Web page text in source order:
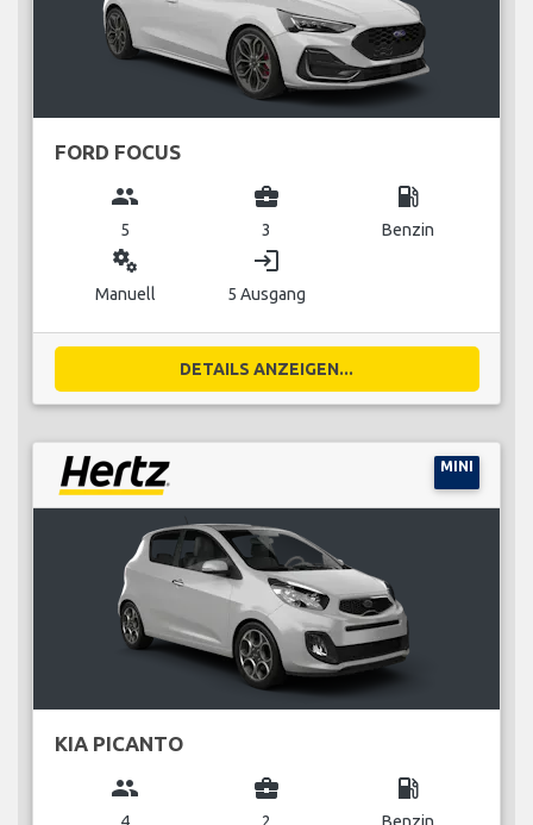
FORD FOCUS
group
5
business_center
3
local_gas_station
Benzin
miscellaneous_services
Manuell
login
5 Ausgang
DETAILS ANZEIGEN...
MINI
KIA PICANTO
group business_center local_gas_station